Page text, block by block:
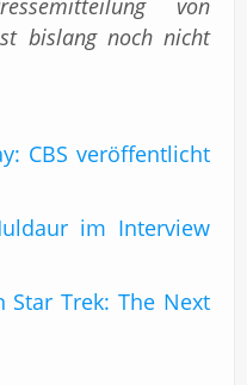
von
bislang noch nicht
CBS veröffentlicht
im Interview
Star Trek: The Next